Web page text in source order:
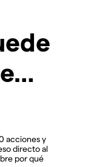
acciones y
directo al
por qué